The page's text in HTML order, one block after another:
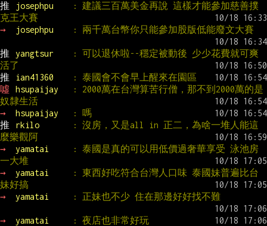
推 josephpu
: 建議三百萬美金再說 這樣才能參加慈善撲
克王大賽
→
josephpu : 兩千萬台幣你只能參加股版低能廢文大賽
推 yangtsur
: 可以退休啦--穩定被動後 少少花費就可爽
活了
推
ian41360
: 泰國會不會早上醒來在園區
噓
hsupaijay
: 2000萬在台灣算苦行僧，那不到2000萬的是
奴隸生活
→
hsupaijay
: 嗎
推
rkilo
: 沒房，又是all in 正二，為啥一堆人能這
麼樂觀阿
→
yamatai
: 泰國是真的可以用低價過奢華享受 泳池房
一大堆
→
yamatai
: 東西好吃符合台灣人口味 泰國妹普遍比台
妹好搞
→
yamatai : 正妹也不少 住在那邊好好找不難
→ yamatai
: 夜店也非常好玩